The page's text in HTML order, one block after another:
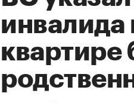
инвалида
квартире